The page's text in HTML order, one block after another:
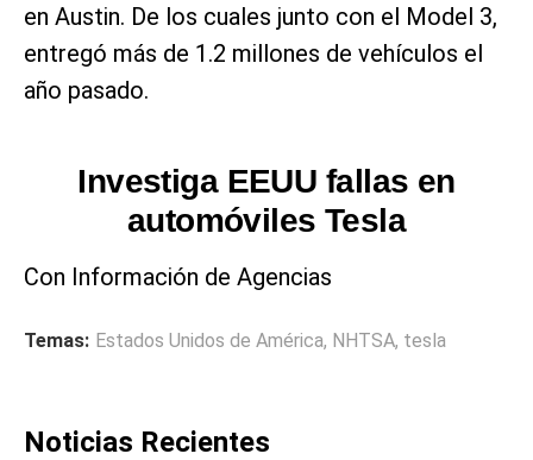
en Austin. De los cuales junto con el Model 3,
entregó más de 1.2 millones de vehículos el
año pasado.
Investiga EEUU fallas en
automóviles Tesla
Con Información de Agencias
Temas: Estados Unidos de América, NHTSA, tesla
Noticias Recientes